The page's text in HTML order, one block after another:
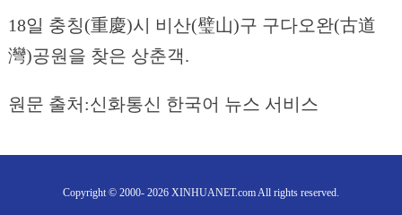
18일 충칭(重慶)시 비산(璧山)구 구다오완(古道
灣)공원을 찾은 상춘객.
원문 출처:신화통신 한국어 뉴스 서비스
Copyright © 2000- 2026 XINHUANET.com All rights reserved.